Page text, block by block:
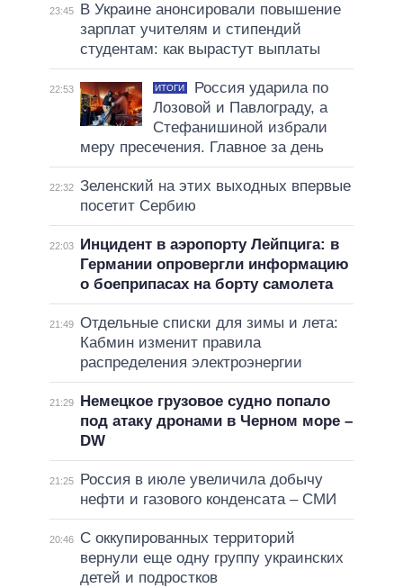
23:45
В Украине анонсировали повышение
зарплат учителям и стипендий
студентам: как вырастут выплаты
22:53 ИТОГИ
Россия ударила по
Лозовой и Павлограду, а
Стефанишиной избрали
меру пресечения. Главное за день
22:32 Зеленский на этих выходных впервые
посетит Сербию
22:03
Инцидент в аэропорту Лейпцига: в
Германии опровергли информацию
о боеприпасах на борту самолета
21:49 Отдельные списки для зимы и лета:
Кабмин изменит правила
распределения электроэнергии
21:29
Немецкое грузовое судно попало
под атаку дронами в Черном море –
DW
21:25
Россия в июле увеличила добычу
нефти и газового конденсата – СМИ
20:46
С оккупированных территорий
вернули еще одну группу украинских
детей и подростков